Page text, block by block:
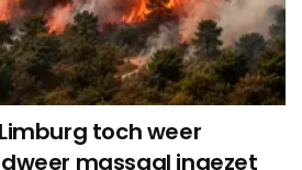
toch weer
massaal ingezet